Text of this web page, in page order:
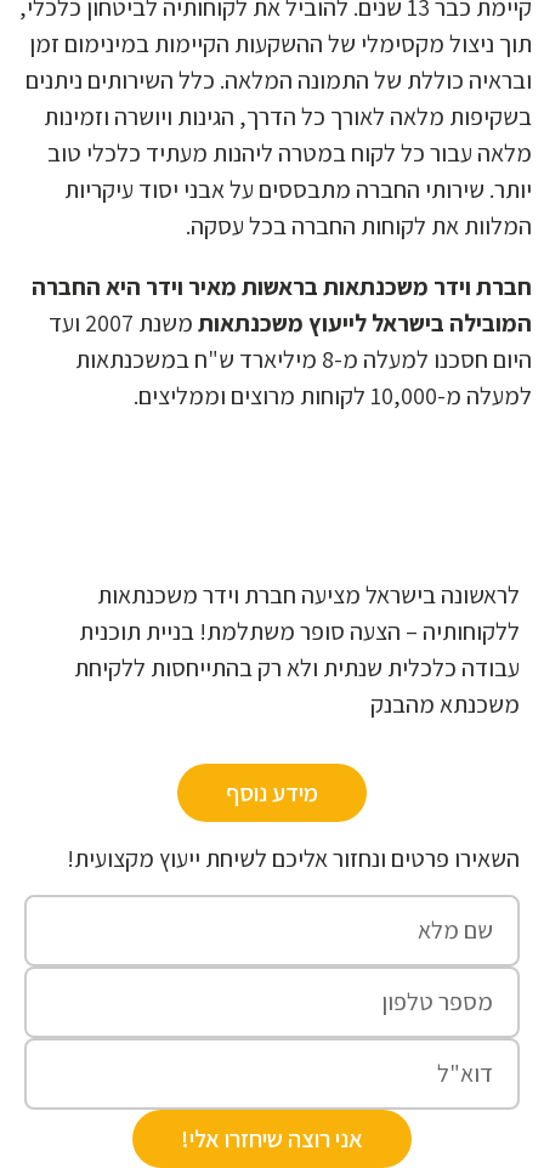
קיימת כבר 13 שנים. להוביל את לקוחותיה לביטחון כלכלי,
ניצול מקסימלי של ההשקעות הקיימות במינימום זמן
כוללת של התמונה המלאה. כלל השירותים ניתנים
מלאה לאורך כל הדרך, הגינות ויושרה וזמינות
עבור כל לקוח במטרה ליהנות מעתיד כלכלי טוב
שירותי החברה מתבססים על אבני יסוד עיקריות
את לקוחות החברה בכל עסקה.
וידר משכנתאות בראשות מאיר וידר היא החברה
בישראל לייעוץ משכנתאות
משנת 2007 ועד
היום חסכנו למעלה מ-8 מיליארד ש"ח במשכנתאות
לקוחות מרוצים וממליצים.
בישראל מציעה חברת וידר משכנתאות
– הצעה סופר משתלמת! בניית תוכנית
כלכלית שנתית ולא רק בהתייחסות ללקיחת
מהבנק
מידע נוסף
פרטים ונחזור אליכם לשיחת ייעוץ מקצועית!
אני רוצה שיחזרו אלי!